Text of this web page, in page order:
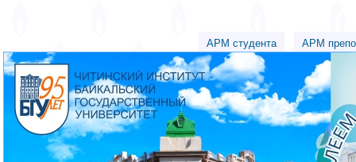
АРМ студента АРМ